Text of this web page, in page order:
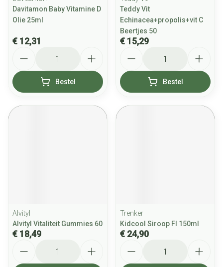
Davitamon Baby Vitamine D
Olie 25ml
€ 12,31
Bestel
Teddy Vit
Echinacea+propolis+vit C
Beertjes 50
€ 15,29
Bestel
Alvityl
Alvityl Vitaliteit Gummies 60
€ 18,49
Trenker
Kidcool Siroop Fl 150ml
€ 24,90